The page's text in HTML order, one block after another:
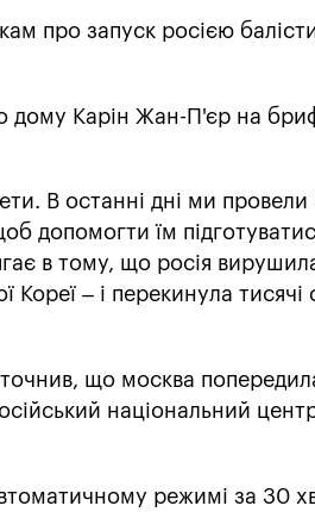
про запуск росією
дому Карін Жан-П'єр на
В останні дні ми провели
допомогти їм
в тому, що росія
Кореї – і перекинула тисячі
що москва
національний
режимі за 30